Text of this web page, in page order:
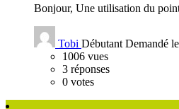
Bonjour, Une utilisation du
Tobi Débutant Demandé
1006 vues
3 réponses
0 votes